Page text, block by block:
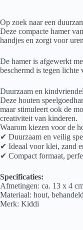
Op zoek naar een
Deze compacte hamer
handjes en zorgt voor
De hamer is afgewerkt
beschermd is tegen
Duurzaam en
Deze houten
maar stimuleert ook de
creativiteit van kinderen.
Waarom kiezen voor de
✔ Duurzaam en veilig
✔ Ideaal voor klei, zand
✔ Compact formaat,
Specificaties:
Afmetingen: ca. 13 x 4
Materiaal: hout,
Merk: Kiddi